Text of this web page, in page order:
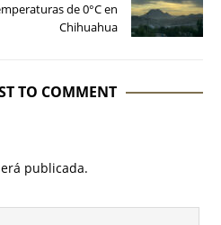
de 0°C en
Chihuahua
TO COMMENT
publicada.